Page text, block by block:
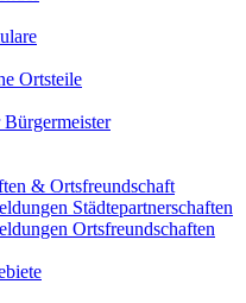
Ortsteile
Bürgermeister
& Ortsfreundschaft
Städtepartnerschaften
Ortsfreundschaften